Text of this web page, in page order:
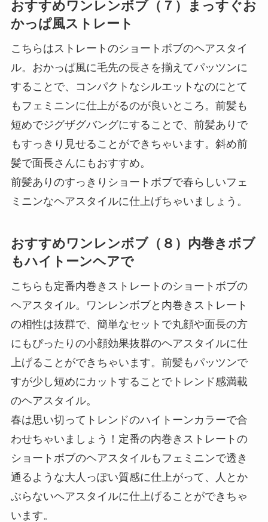
おすすめワンレンボブ（７）まっすぐお
かっぱ風ストレート
こちらはストレートのショートボブのヘアスタイ
ル。おかっぱ風に毛先の長さを揃えてパッツンに
することで、コンパクトなシルエットなのにとて
もフェミニンに仕上がるのが良いところ。前髪も
短めでジグザグバングにすることで、前髪ありで
もすっきり見せることができちゃいます。斜め前
髪で面長さんにもおすすめ。
前髪ありのすっきりショートボブで春らしいフェ
ミニンなヘアスタイルに仕上げちゃいましょう。
おすすめワンレンボブ（８）内巻きボブ
もハイトーンヘアで
こちらも定番内巻きストレートのショートボブの
ヘアスタイル。ワンレンボブと内巻きストレート
の相性は抜群で、簡単なセットで丸顔や面長の方
にもぴったりの小顔効果抜群のヘアスタイルに仕
上げることができちゃいます。前髪もパッツンで
すが少し短めにカットすることでトレンド感満載
のヘアスタイル。
春は思い切ってトレンドのハイトーンカラーで合
わせちゃいましょう！定番の内巻きストレートの
ショートボブのヘアスタイルもフェミニンで透き
通るような大人っぽい質感に仕上がって、人とか
ぶらないヘアスタイルに仕上げることができちゃ
います。